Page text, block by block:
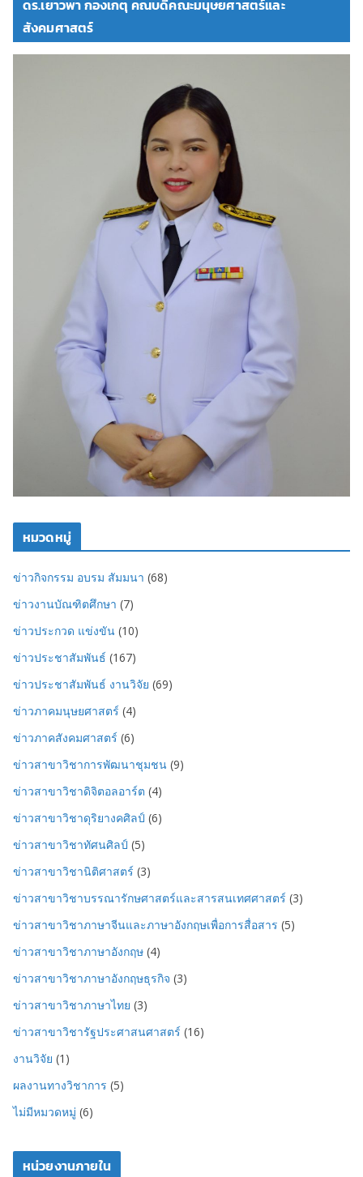
ดร.เยาวพา กองเกตุ คณบดีคณะมนุษยศาสตร์และ
สังคมศาสตร์
หมวดหมู่
ข่าวกิจกรรม อบรม สัมมนา (68)
ข่าวงานบัณฑิตศึกษา (7)
ข่าวประกวด แข่งขัน (10)
ข่าวประชาสัมพันธ์ (167)
ข่าวประชาสัมพันธ์ งานวิจัย (69)
ข่าวภาคมนุษยศาสตร์ (4)
ข่าวภาคสังคมศาสตร์ (6)
ข่าวสาขาวิชาการพัฒนาชุมชน (9)
ข่าวสาขาวิชาดิจิตอลอาร์ต (4)
ข่าวสาขาวิชาดุริยางคศิลป์ (6)
ข่าวสาขาวิชาทัศนศิลป์ (5)
ข่าวสาขาวิชานิติศาสตร์ (3)
ข่าวสาขาวิชาบรรณารักษศาสตร์และสารสนเทศศาสตร์ (3)
ข่าวสาขาวิชาภาษาจีนและภาษาอังกฤษเพื่อการสื่อสาร (5)
ข่าวสาขาวิชาภาษาอังกฤษ (4)
ข่าวสาขาวิชาภาษาอังกฤษธุรกิจ (3)
ข่าวสาขาวิชาภาษาไทย (3)
ข่าวสาขาวิชารัฐประศาสนศาสตร์ (16)
งานวิจัย (1)
ผลงานทางวิชาการ (5)
ไม่มีหมวดหมู่ (6)
หน่วยงานภายใน